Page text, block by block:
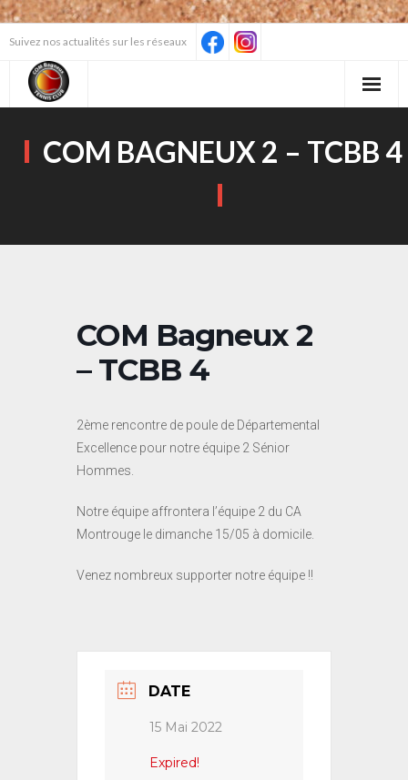
Skip
content
Suivez nos actualités sur les réseaux
COM BAGNEUX 2 – TCBB 4
COM Bagneux 2
– TCBB 4
2ème rencontre de poule de Départemental
Excellence pour notre équipe 2 Sénior
Hommes.
Notre équipe affrontera l’équipe 2 du CA
Montrouge le dimanche 15/05 à domicile.
Venez nombreux supporter notre équipe !!
DATE
15 Mai 2022
Expired!